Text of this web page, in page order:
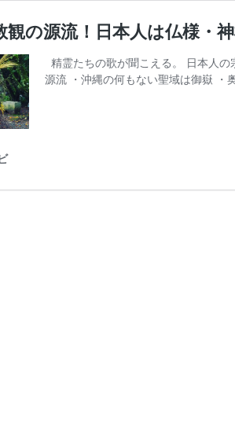
観の源流！日本人は仏様・
精霊たちの歌が聞こえる。 日本人
源流 ・沖縄の何もない聖域は御嶽